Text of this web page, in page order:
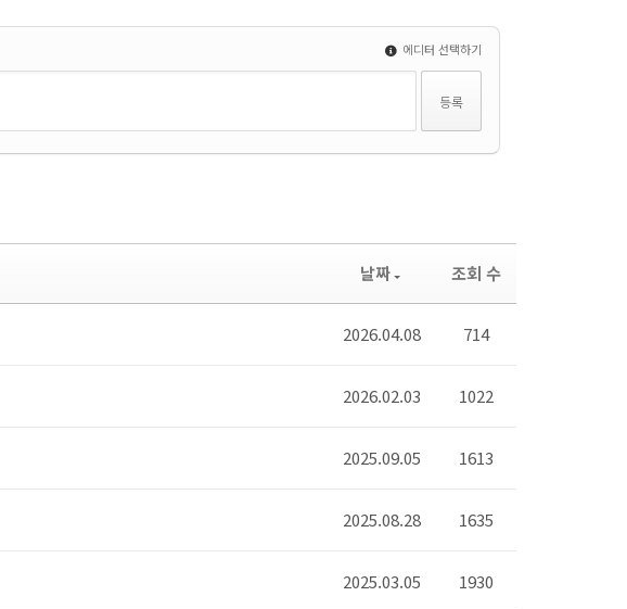
에디터 선택하기
날짜 조회 수
2026.04.08 714
2026.02.03 1022
2025.09.05 1613
2025.08.28 1635
2025.03.05 1930